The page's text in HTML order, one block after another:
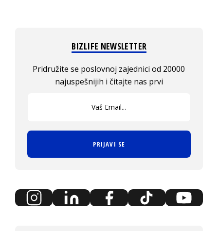
BIZLIFE NEWSLETTER
Pridružite se poslovnoj zajednici od 20000
najuspešnijih i čitajte nas prvi
PRIJAVI SE